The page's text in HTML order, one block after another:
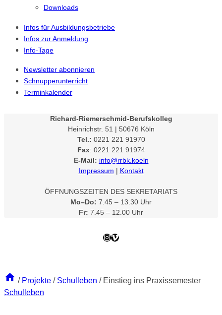
Downloads
Infos für Ausbildungsbetriebe
Infos zur Anmeldung
Info-Tage
Newsletter abonnieren
Schnupperunterricht
Terminkalender
Richard-Riemerschmid-Berufskolleg
Heinrichstr. 51 | 50676 Köln
Tel.: 0221 221 91970
Fax: 0221 221 91974
E-Mail: info@rrbk.koeln
Impressum | Kontakt
ÖFFNUNGSZEITEN DES SEKRETARIATS
Mo–Do: 7.45 – 13.30 Uhr
Fr: 7.45 – 12.00 Uhr
Instagram
Vimeo
/ Projekte / Schulleben / Einstieg ins Praxissemester
Schulleben